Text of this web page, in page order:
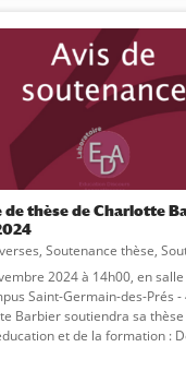
de thèse de Charlotte
, Soutenance thèse,
2024 à 14h00, en
Saint-Germain-des-Prés
Barbier soutiendra sa
et de la formation :